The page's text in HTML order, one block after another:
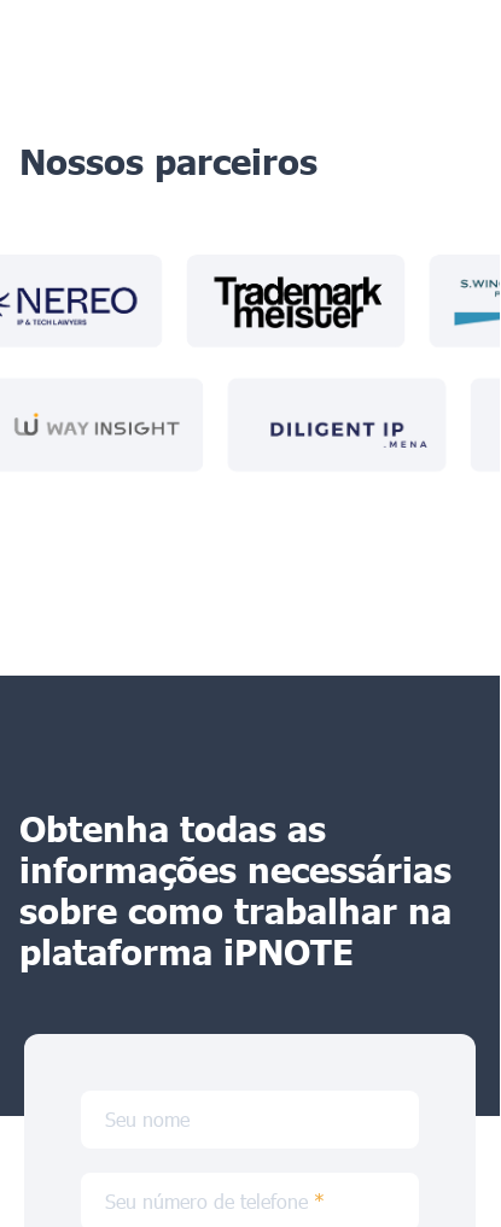
Nossos parceiros
Obtenha todas as
informações necessárias
sobre como trabalhar na
plataforma iPNOTE
Seu nome
Seu número de telefone *